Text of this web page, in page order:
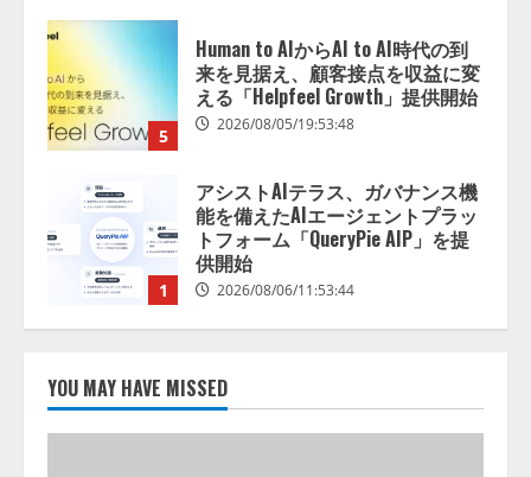
5
Human to AIからAI to AI時代の到
来を見据え、顧客接点を収益に変
える「Helpfeel Growth」提供開始
2026/08/05/19:53:48
1
アシストAIテラス、ガバナンス機
能を備えたAIエージェントプラッ
トフォーム「QueryPie AIP」を提
供開始
2026/08/06/11:53:44
務系70事務所×5つのAIで実態調査
を実施
YOU MAY HAVE MISSED